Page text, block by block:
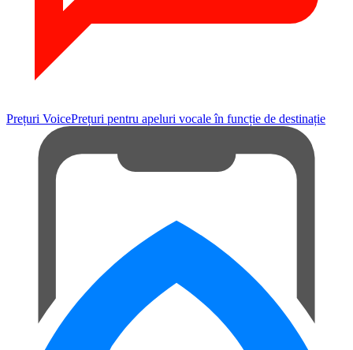
Prețuri VoicePrețuri pentru apeluri vocale în funcție de destinație